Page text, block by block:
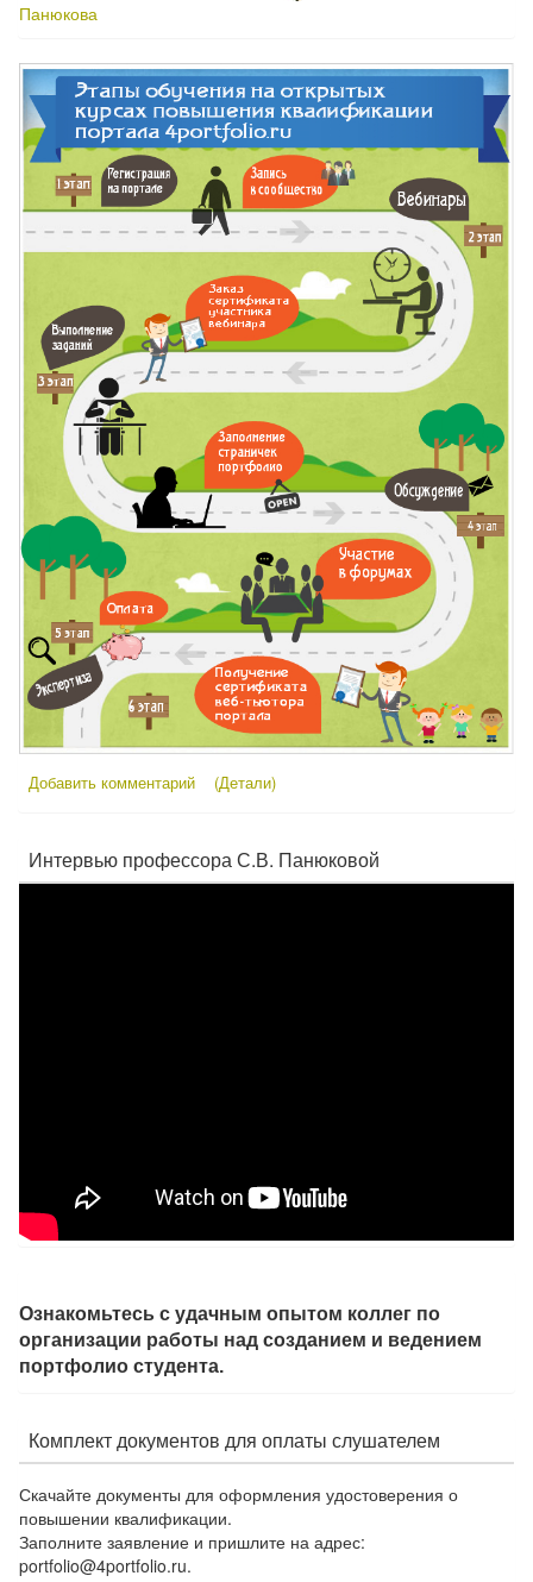
Панюкова
Добавить комментарий (Детали)
Интервью профессора С.В. Панюковой
Ознакомьтесь с удачным опытом коллег по
организации работы над созданием и ведением
портфолио студента.
Комплект документов для оплаты слушателем
Скачайте документы для оформления удостоверения о
повышении квалификации.
Заполните заявление и пришлите на адрес:
portfolio@4portfolio.ru.